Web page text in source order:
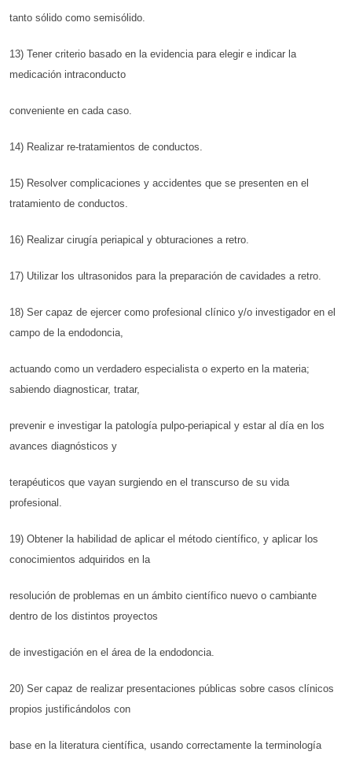
tanto sólido como semisólido.
13) Tener criterio basado en la evidencia para elegir e indicar la
medicación intraconducto
conveniente en cada caso.
14) Realizar re-tratamientos de conductos.
15) Resolver complicaciones y accidentes que se presenten en el
tratamiento de conductos.
16) Realizar cirugía periapical y obturaciones a retro.
17) Utilizar los ultrasonidos para la preparación de cavidades a retro.
18) Ser capaz de ejercer como profesional clínico y/o investigador en el
campo de la endodoncia,
actuando como un verdadero especialista o experto en la materia;
sabiendo diagnosticar, tratar,
prevenir e investigar la patología pulpo-periapical y estar al día en los
avances diagnósticos y
terapéuticos que vayan surgiendo en el transcurso de su vida
profesional.
19) Obtener la habilidad de aplicar el método científico, y aplicar los
conocimientos adquiridos en la
resolución de problemas en un ámbito científico nuevo o cambiante
dentro de los distintos proyectos
de investigación en el área de la endodoncia.
20) Ser capaz de realizar presentaciones públicas sobre casos clínicos
propios justificándolos con
base en la literatura científica, usando correctamente la terminología